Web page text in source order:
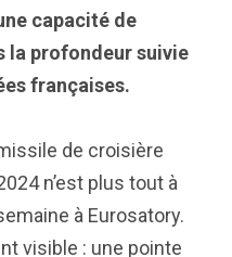
capacité de
la profondeur suivie
françaises.
de croisière
n’est plus tout à
à Eurosatory.
visible : une pointe